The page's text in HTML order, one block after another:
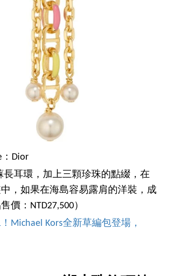
：Dior
耳環，加上三顆珍珠的點綴，在
，如果在海島容易露肩的洋裝，成
：NTD27,500）
Michael Kors全新草編包登場，